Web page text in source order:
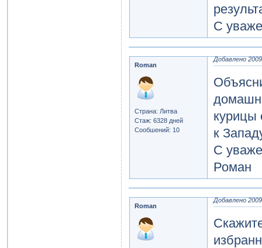
С
Roman
Страна: Литва
Стаж: 6328 дней
Сообшений: 10
Добавлено
курицы
к
С
Роман
Roman
Добавлено